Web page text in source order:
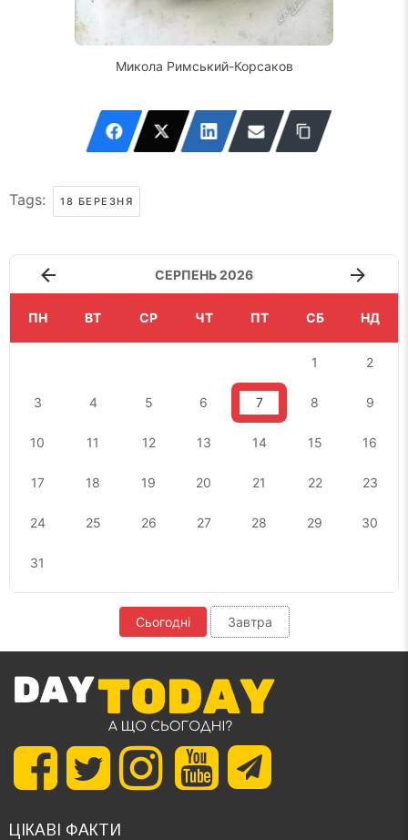
Микола Римський-Корсаков
Tags: 18 БЕРЕЗНЯ
СЕРПЕНЬ 2026
ПН ВТ СР ЧТ ПТ СБ НД
1 2
3 4 5 6 7 8 9
10 11 12 13 14 15 16
17 18 19 20 21 22 23
24 25 26 27 28 29 30
31
Сьогодні Завтра
ЦІКАВІ ФАКТИ